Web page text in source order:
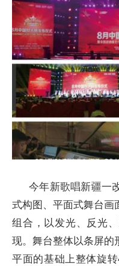
今年新歌唱新疆一
式构图、平面式舞台画
组合，以发光、反光
现。舞台整体以条屏的
平面的基础上整体旋